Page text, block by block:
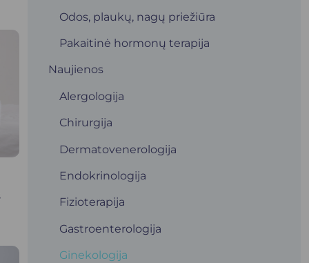
Odos, plaukų, nagų priežiūra
Pakaitinė hormonų terapija
Naujienos
Alergologija
Chirurgija
Dermatovenerologija
Endokrinologija
Fizioterapija
Gastroenterologija
Ginekologija